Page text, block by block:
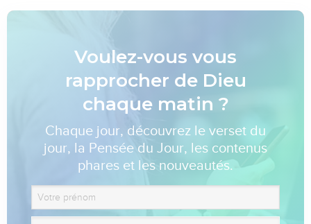
Voulez-vous vous
rapprocher de Dieu
chaque matin ?
Chaque jour, découvrez le verset du
jour, la Pensée du Jour, les contenus
phares et les nouveautés.